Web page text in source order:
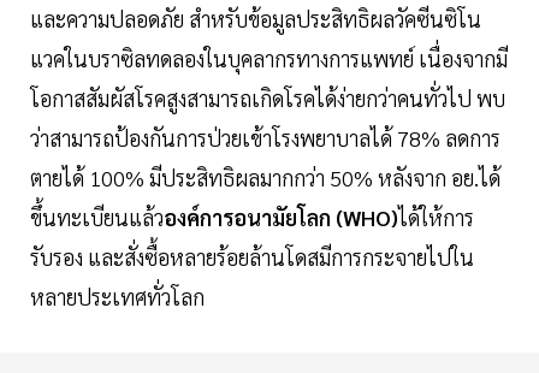
และความปลอดภัย สำหรับข้อมูลประสิทธิผลวัคซีนซิโน
แวคในบราซิลทดลองในบุคลากรทางการแพทย์ เนื่องจากมี
โอกาสสัมผัสโรคสูงสามารถเกิดโรคได้ง่ายกว่าคนทั่วไป พบ
ว่าสามารถป้องกันการป่วยเข้าโรงพยาบาลได้ 78% ลดการ
ตายได้ 100% มีประสิทธิผลมากกว่า 50% หลังจาก อย.ได้
ขึ้นทะเบียนแล้วองค์การอนามัยโลก (WHO)ได้ให้การ
รับรอง และสั่งซื้อหลายร้อยล้านโดสมีการกระจายไปใน
หลายประเทศทั่วโลก